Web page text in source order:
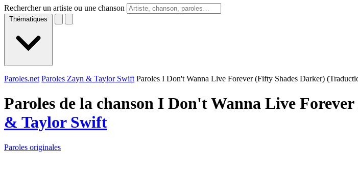
Rechercher un artiste ou une chanson
Thématiques
Paroles.net Paroles Zayn & Taylor Swift Paroles I Don't Wanna Live Forever (Fifty Shades Darker)
Paroles de la chanson I Don't Wanna Live
& Taylor Swift
Paroles originales